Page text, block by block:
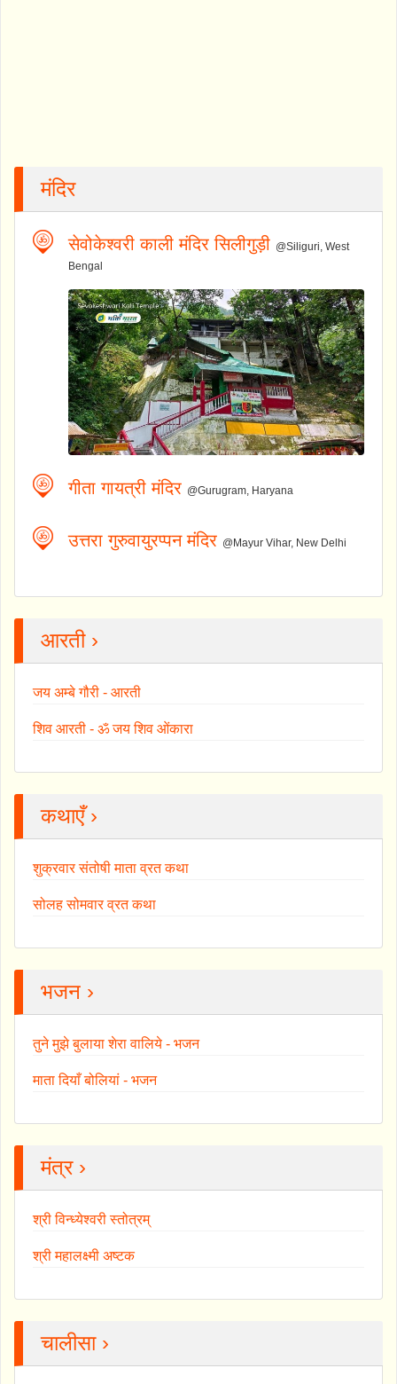
मंदिर
सेवोकेश्वरी काली मंदिर सिलीगुड़ी @Siliguri, West
Bengal
गीता गायत्री मंदिर @Gurugram, Haryana
उत्तरा गुरुवायुरप्पन मंदिर @Mayur Vihar, New Delhi
आरती ›
जय अम्बे गौरी - आरती
शिव आरती - ॐ जय शिव ओंकारा
कथाएँ ›
शुक्रवार संतोषी माता व्रत कथा
सोलह सोमवार व्रत कथा
भजन ›
तुने मुझे बुलाया शेरा वालिये - भजन
माता दियाँ बोलियां - भजन
मंत्र ›
श्री विन्ध्येश्वरी स्तोत्रम्
श्री महालक्ष्मी अष्टक
चालीसा ›